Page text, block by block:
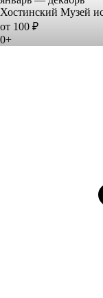
Хостинский Музей
от 100 ₽
0+